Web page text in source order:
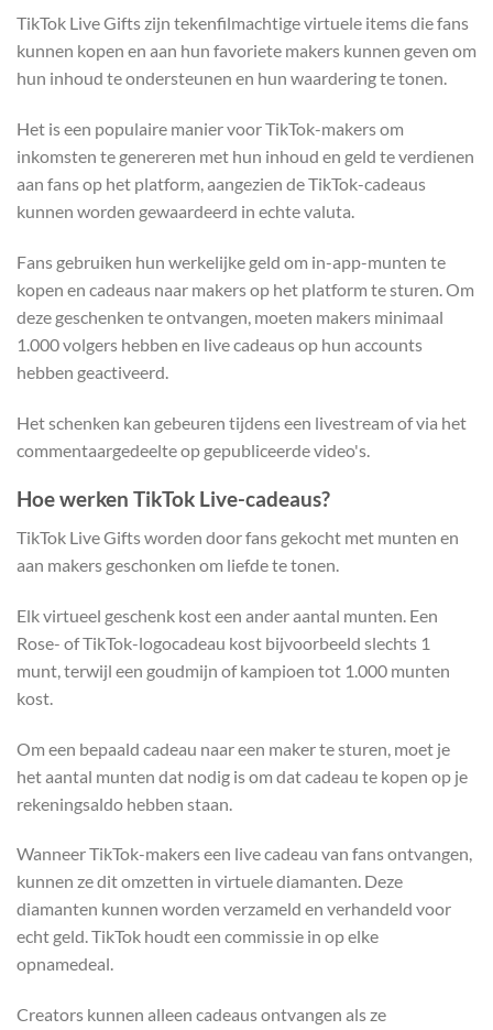
TikTok Live Gifts zijn tekenfilmachtige virtuele items die fans
kunnen kopen en aan hun favoriete makers kunnen geven om
hun inhoud te ondersteunen en hun waardering te tonen.
Het is een populaire manier voor TikTok-makers om
inkomsten te genereren met hun inhoud en geld te verdienen
aan fans op het platform, aangezien de TikTok-cadeaus
kunnen worden gewaardeerd in echte valuta.
Fans gebruiken hun werkelijke geld om in-app-munten te
kopen en cadeaus naar makers op het platform te sturen. Om
deze geschenken te ontvangen, moeten makers minimaal
1.000 volgers hebben en live cadeaus op hun accounts
hebben geactiveerd.
Het schenken kan gebeuren tijdens een livestream of via het
commentaargedeelte op gepubliceerde video's.
Hoe werken TikTok Live-cadeaus?
TikTok Live Gifts worden door fans gekocht met munten en
aan makers geschonken om liefde te tonen.
Elk virtueel geschenk kost een ander aantal munten. Een
Rose- of TikTok-logocadeau kost bijvoorbeeld slechts 1
munt, terwijl een goudmijn of kampioen tot 1.000 munten
kost.
Om een bepaald cadeau naar een maker te sturen, moet je
het aantal munten dat nodig is om dat cadeau te kopen op je
rekeningsaldo hebben staan.
Wanneer TikTok-makers een live cadeau van fans ontvangen,
kunnen ze dit omzetten in virtuele diamanten. Deze
diamanten kunnen worden verzameld en verhandeld voor
echt geld. TikTok houdt een commissie in op elke
opnamedeal.
Creators kunnen alleen cadeaus ontvangen als ze